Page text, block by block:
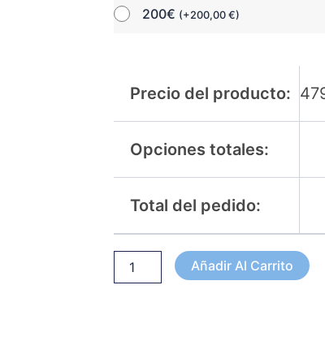
200€ (+200,00€)
Precio del producto:
Opciones totales:
Total del pedido:
Añadir Al Carrito